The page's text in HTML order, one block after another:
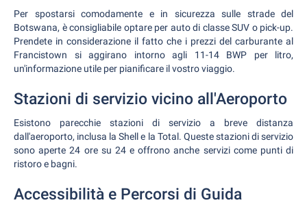
Per spostarsi comodamente e in sicurezza sulle strade del
Botswana, è consigliabile optare per auto di classe SUV o pick-up.
Prendete in considerazione il fatto che i prezzi del carburante al
Francistown si aggirano intorno agli 11-14 BWP per litro,
un'informazione utile per pianificare il vostro viaggio.
Stazioni di servizio vicino all'Aeroporto
Esistono parecchie stazioni di servizio a breve distanza
dall'aeroporto, inclusa la Shell e la Total. Queste stazioni di servizio
sono aperte 24 ore su 24 e offrono anche servizi come punti di
ristoro e bagni.
Accessibilità e Percorsi di Guida